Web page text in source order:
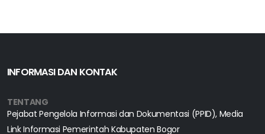
INFORMASI DAN KONTAK
TENTANG
Pejabat Pengelola Informasi dan Dokumentasi (PPID), Media
Link Informasi Pemerintah Kabupaten Bogor